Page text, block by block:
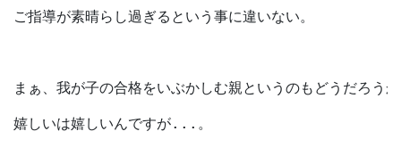
ご指導が素晴らし過ぎるという事に違いない。
まぁ、我が子の合格をいぶかしむ親というのもどうだろ
嬉しいは嬉しいんですが...。